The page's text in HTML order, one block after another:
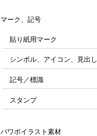
マーク、記号
貼り紙用マーク
シンボル、アイコン、見出し
記号／標識
スタンプ
パワポイラスト素材